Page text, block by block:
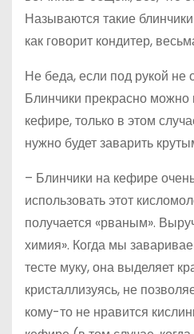
Называются такие
как говорит кондитер,
Не беда, если под рукой не
Блинчики прекрасно можно
кефире, только в этом
нужно будет заварить
– Блинчики на кефире
использовать этот
получается «рваным».
химия». Когда мы
тесте муку, она выделяет
кристаллизуясь, не
кому-то не нравится